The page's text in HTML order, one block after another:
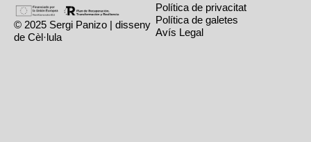
© 2025 Sergi Panizo | disseny
de Cèl·lula
Política de privacitat
Política de galetes
Avís Legal